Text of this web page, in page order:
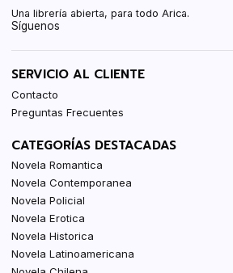
Una librería abierta, para todo Arica.
Síguenos
SERVICIO AL CLIENTE
Contacto
Preguntas Frecuentes
CATEGORÍAS DESTACADAS
Novela Romantica
Novela Contemporanea
Novela Policial
Novela Erotica
Novela Historica
Novela Latinoamericana